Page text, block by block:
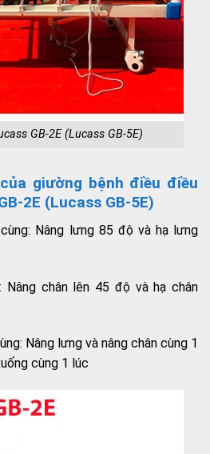
GB-2E (Lucass GB-5E)
giường bệnh điều điều
2E (Lucass GB-5E)
Nâng lưng 85 độ và hạ lưng
Nâng chân lên 45 độ và hạ chân
Nâng lưng và nâng chân cùng 1
cùng 1 lúc